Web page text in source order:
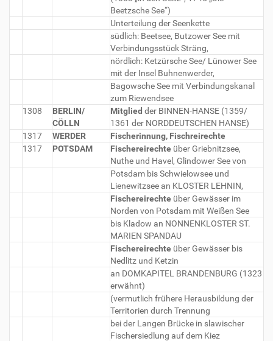
Beetzsche See“)
Unterteilung der Seenkette
südlich: Beetsee, Butzower See mit
Verbindungsstück Sträng,
nördlich: Ketzürsche See/ Lünower See
mit der Insel Buhnenwerder,
Bagowsche See mit Verbindungskanal
zum Riewendsee
1308
BERLIN/
CÖLLN
Mitglied der BINNEN-HANSE (1359/
1361 der NORDDEUTSCHEN HANSE)
1317
WERDER
Fischerinnung, Fischreirechte
1317
POTSDAM Fischereirechte über Griebnitzsee,
Nuthe und Havel, Glindower See von
Potsdam bis Schwielowsee und
Lienewitzsee an KLOSTER LEHNIN,
Fischereirechte über Gewässer im
Norden von Potsdam mit Weißen See
bis Kladow an NONNENKLOSTER ST.
MARIEN SPANDAU
Fischereirechte über Gewässer bis
Nedlitz und Ketzin
an DOMKAPITEL BRANDENBURG (1323
erwähnt)
(vermutlich frühere Herausbildung der
Territorien durch Trennung
bei der Langen Brücke in slawischer
Fischersiedlung auf dem Kiez